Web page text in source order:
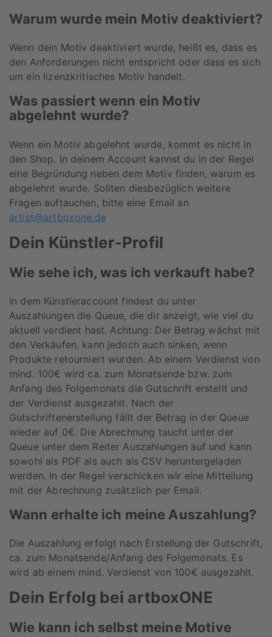
Warum wurde mein Motiv deaktiviert?
Wenn dein Motiv deaktiviert wurde, heißt es, dass es
den Anforderungen nicht entspricht oder dass es sich
um ein lizenzkritisches Motiv handelt.
Was passiert wenn ein Motiv
abgelehnt wurde?
Wenn ein Motiv abgelehnt wurde, kommt es nicht in
den Shop. In deinem Account kannst du in der Regel
eine Begründung neben dem Motiv finden, warum es
abgelehnt wurde. Sollten diesbezüglich weitere
Fragen auftauchen, bitte eine Email an
artist@artboxone.de
Dein Künstler-Profil
Wie sehe ich, was ich verkauft habe?
In dem Künstleraccount findest du unter
Auszahlungen die Queue, die dir anzeigt, wie viel du
aktuell verdient hast. Achtung: Der Betrag wächst mit
den Verkäufen, kann jedoch auch sinken, wenn
Produkte retourniert wurden. Ab einem Verdienst von
mind. 100€ wird ca. zum Monatsende bzw. zum
Anfang des Folgemonats die Gutschrift erstellt und
der Verdienst ausgezahlt. Nach der
Gutschriftenerstellung fällt der Betrag in der Queue
wieder auf 0€. Die Abrechnung taucht unter der
Queue unter dem Reiter Auszahlungen auf und kann
sowohl als PDF als auch als CSV heruntergeladen
werden. In der Regel verschicken wir eine Mitteilung
mit der Abrechnung zusätzlich per Email.
Wann erhalte ich meine Auszahlung?
Die Auszahlung erfolgt nach Erstellung der Gutschrift,
ca. zum Monatsende/Anfang des Folgemonats. Es
wird ab einem mind. Verdienst von 100€ ausgezahlt.
Dein Erfolg bei artboxONE
Wie kann ich selbst meine Motive